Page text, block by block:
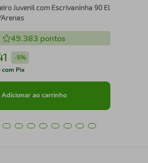
Juvenil com Escrivaninha 90 El
49.383 pontos
-5%
com Pix
Adicionar ao carrinho